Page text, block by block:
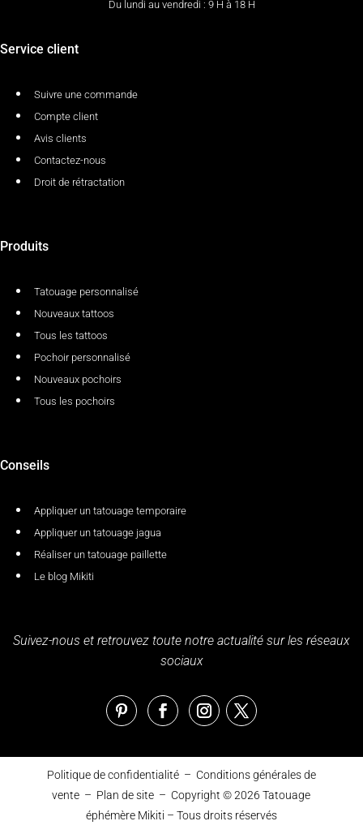
Du lundi au vendredi : 9 H à 18 H
Service client
Suivre une commande
Compte client
Avis clients
Contactez-nous
Droit de rétractation
Produits
Tatouage personnalisé
Nouveaux tattoos
Tous les tattoos
Pochoir personnalisé
Nouveaux pochoirs
Tous les pochoirs
Conseils
Appliquer un tatouage temporaire
Appliquer un tatouage jagua
Réaliser un tatouage paillette
Le blog Mikiti
Suivez-nous et retrouvez toute notre actualité sur les réseaux
sociaux
Politique de confidentialité– Conditions générales de
vente – Plan de site – Copyright © 2026Tatouage
éphémère Mikiti – Tous droits réservés